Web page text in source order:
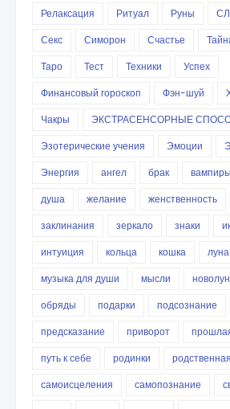
Релаксация
Ритуал Руны
Секс
Симорон Счастье
Таро
Тест Техники
Успех
Финансовый гороскоп
Фэн-шуй
Чакры
ЭКСТРАСЕНСОРНЫЕ
Эзотерические учения
Эмоции
Энергия
ангел брак вампиры
душа
желание женственность
заклинания
зеркало знаки
интуиция
кольца кошка
луна
музыка для души
мысли
обряды
подарки подсознание
предсказание
приворот
путь к себе
родинки
самоисцеления
самопознание